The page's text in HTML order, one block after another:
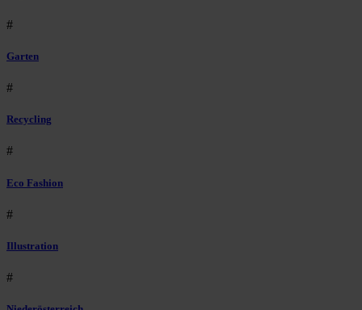
#
Garten
#
Recycling
#
Eco Fashion
#
Illustration
#